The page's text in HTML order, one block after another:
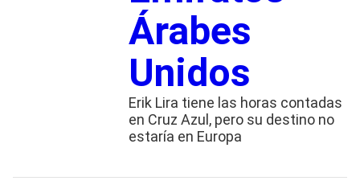
Árabes
Unidos
Erik Lira tiene las horas contadas
en Cruz Azul, pero su destino no
estaría en Europa